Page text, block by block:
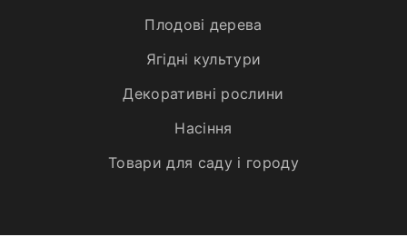
Плодові дерева
Ягідні культури
Декоративні рослини
Насіння
Товари для саду і городу